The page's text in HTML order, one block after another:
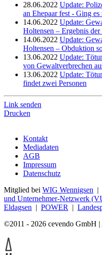
28.06.2022 Update:
an Ehepaar fest - Ging
14.06.2022 Update:
Holtensen – Ergebnis
14.06.2022 Update:
Holtensen – Obduktion
13.06.2022 Update:
von Gewaltverbrechen
13.06.2022 Update:
findet zwei Personen
Link senden
Drucken
Kontakt
Mediadaten
AGB
Impressum
Datenschutz
Mitglied bei WIG Wennigsen |
und Unternehmer-Netzwerk
Eldagsen | POWER |
©2011 - 2026 cevendo GmbH |